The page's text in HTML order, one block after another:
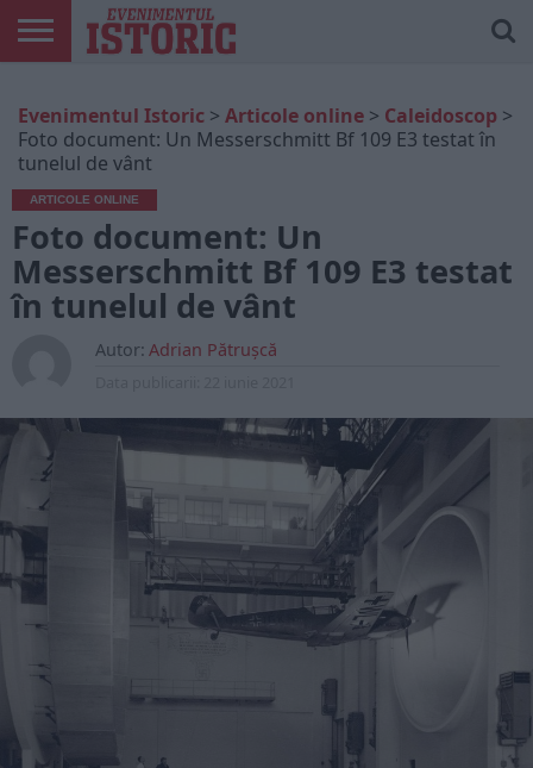
ONLINE
EDIȚII
TIPĂRITE
ISTORIC
PLAY
CONTUL
MEU
Evenimentul Istoric > Articole online > Caleidoscop >
Foto document: Un Messerschmitt Bf 109 E3 testat în
tunelul de vânt
ARTICOLE ONLINE
Foto document: Un
Messerschmitt Bf 109 E3 testat
în tunelul de vânt
Autor: Adrian Pătrușcă